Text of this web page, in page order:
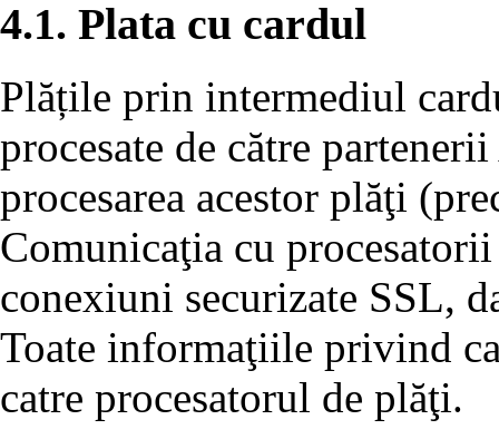
4.1. Plata cu cardul
Plățile prin intermediul
procesate de către
procesarea acestor plăţi
Comunicaţia cu
conexiuni securizate SSL,
Toate informaţiile privind
catre procesatorul de plăţi.